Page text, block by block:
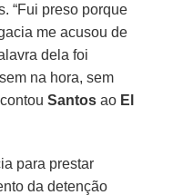
“Fui preso porque
me acusou de
dela foi
na hora, sem
contouSantos ao El
para prestar
da detenção